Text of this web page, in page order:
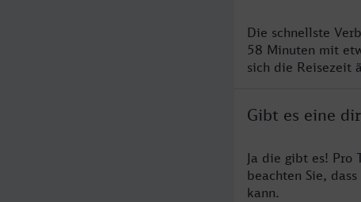
Die schnellste
58 Minuten mit
sich die Reisezeit
Gibt es eine
Ja die gibt es! Pro
beachten Sie,
kann.